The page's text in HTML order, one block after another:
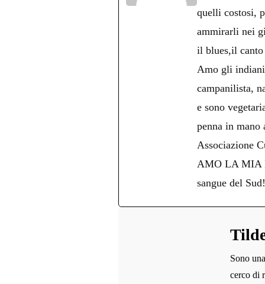
quelli costosi,
ammirarli nei
il blues,il canto
Amo gli
campanilista,
e sono
penna in
Associazione
AMO LA MIA
sangue del Sud!
Sono
cerco di